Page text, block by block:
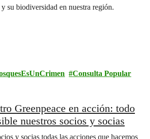
su biodiversidad en nuestra región.
Consulta Popular
Greenpeace en acción: todo
nuestros socios y socias
y socias todas las acciones que hacemos